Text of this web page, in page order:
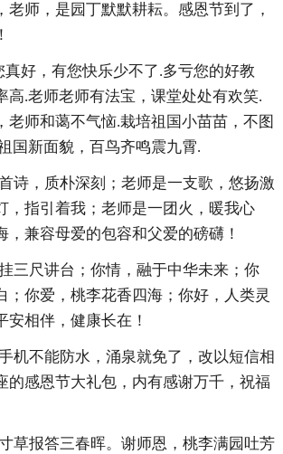
老师，是园丁默默耕耘。感恩节到了，
真好，有您快乐少不了.多亏您的好教
高.老师老师有法宝，课堂处处有欢笑.
老师和蔼不气恼.栽培祖国小苗苗，不图
国新面貌，百鸟齐鸣震九霄.
诗，质朴深刻；老师是一支歌，悠扬激
，指引着我；老师是一团火，暖我心
，兼容母爱的包容和父爱的磅礴！
三尺讲台；你情，融于中华未来；你
；你爱，桃李花香四海；你好，人类灵
安相伴，健康长在！
机不能防水，涌泉就免了，改以短信相
的感恩节大礼包，内有感谢万千，祝福
草报答三春晖。谢师恩，桃李满园吐芳